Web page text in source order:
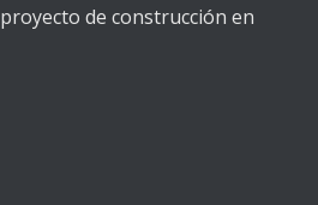
de construcción en